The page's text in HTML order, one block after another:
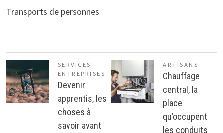
Transports de personnes
SERVICES
ENTREPRISES
Devenir
apprentis, les
choses à
savoir avant
ARTISANS
Chauffage
central, la
place
qu’occupent
les conduits